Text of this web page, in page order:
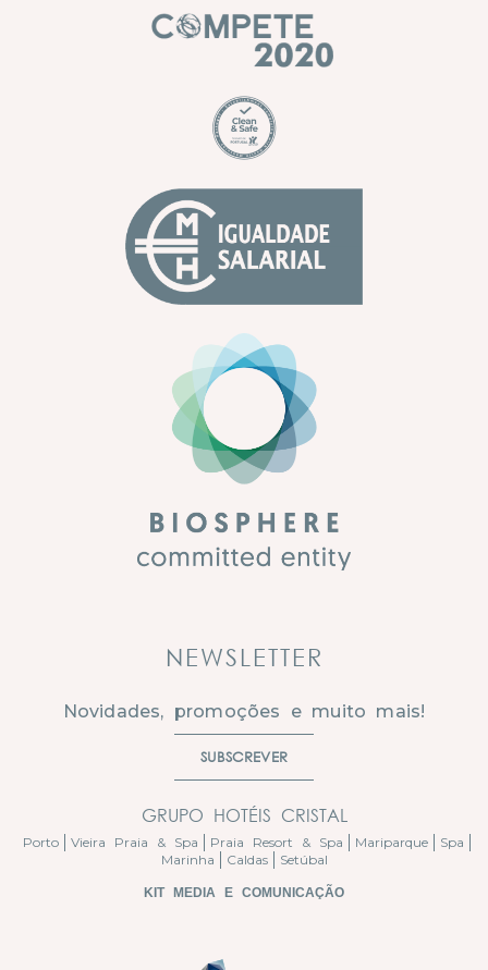
NEWSLETTER
Novidades, promoções e muito mais!
SUBSCREVER
GRUPO HOTÉIS CRISTAL
Porto Vieira Praia & Spa Praia Resort & Spa Mariparque
Spa
Marinha
Caldas Setúbal
KIT MEDIA E COMUNICAÇÃO